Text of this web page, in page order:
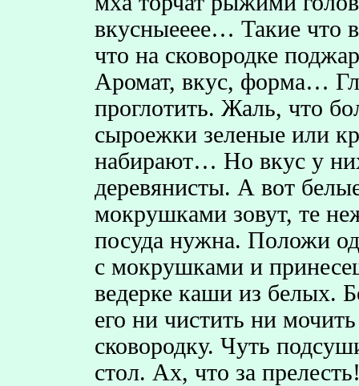
вкусныееее… Такие что
что на сковородке
Аромат, вкус, форма…
проглотить. Жаль, что
сыроежки зеленые или
набирают… Но вкус у
деревянисты. А вот
мокрушками зовут, те
посуда нужна. Положи
с мокрушками и
ведерке каши из белых.
его ни чистить ни
сковородку. Чуть
стол. Ах, что за